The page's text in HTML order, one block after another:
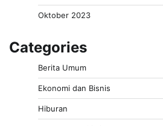
Oktober 2023
Categories
Berita Umum
Ekonomi dan Bisnis
Hiburan